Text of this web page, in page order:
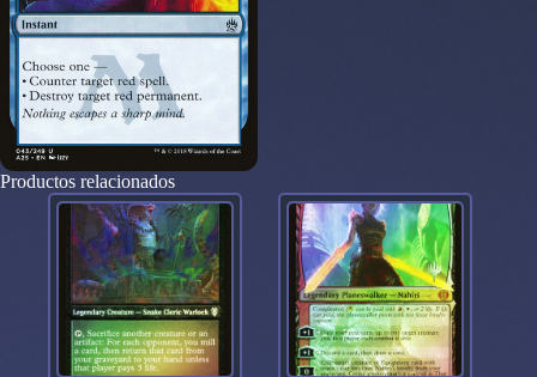
Productos relacionados